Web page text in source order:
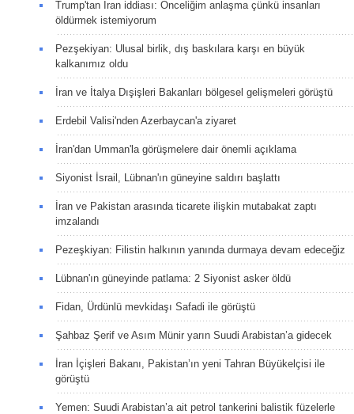
Trump'tan İran iddiası: Önceliğim anlaşma çünkü insanları
öldürmek istemiyorum
Pezşekiyan: Ulusal birlik, dış baskılara karşı en büyük
kalkanımız oldu
İran ve İtalya Dışişleri Bakanları bölgesel gelişmeleri görüştü
Erdebil Valisi'nden Azerbaycan'a ziyaret
İran'dan Umman'la görüşmelere dair önemli açıklama
Siyonist İsrail, Lübnan'ın güneyine saldırı başlattı
İran ve Pakistan arasında ticarete ilişkin mutabakat zaptı
imzalandı
Pezeşkiyan: Filistin halkının yanında durmaya devam edeceğiz
Lübnan'ın güneyinde patlama: 2 Siyonist asker öldü
Fidan, Ürdünlü mevkidaşı Safadi ile görüştü
Şahbaz Şerif ve Asım Münir yarın Suudi Arabistan’a gidecek
İran İçişleri Bakanı, Pakistan’ın yeni Tahran Büyükelçisi ile
görüştü
Yemen: Suudi Arabistan’a ait petrol tankerini balistik füzelerle